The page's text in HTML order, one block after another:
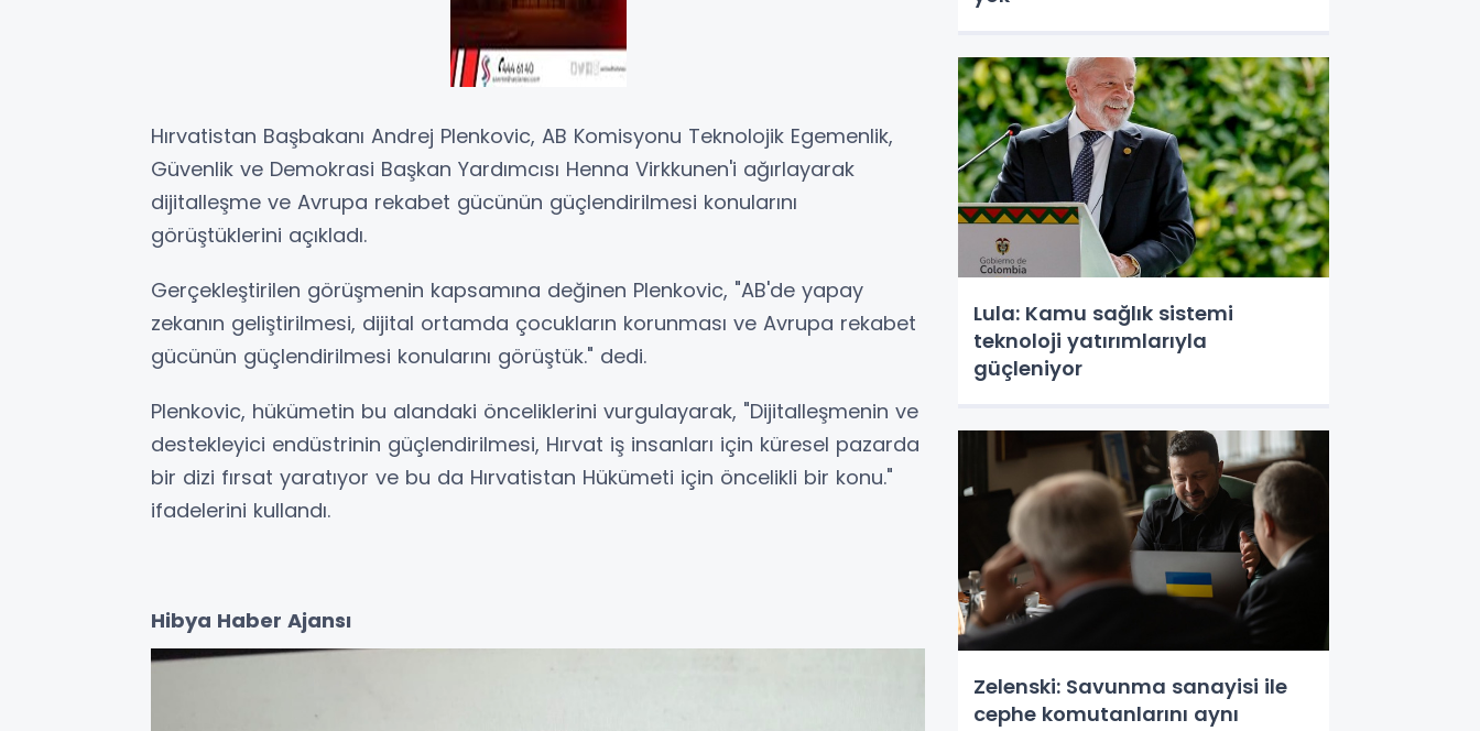
Hırvatistan Başbakanı Andrej Plenkovic, AB Komisyonu Teknolojik Egemenlik,
Güvenlik ve Demokrasi Başkan Yardımcısı Henna Virkkunen'i ağırlayarak
dijitalleşme ve Avrupa rekabet gücünün güçlendirilmesi konularını
görüştüklerini açıkladı.
Gerçekleştirilen görüşmenin kapsamına değinen Plenkovic, "AB'de yapay
zekanın geliştirilmesi, dijital ortamda çocukların korunması ve Avrupa rekabet
gücünün güçlendirilmesi konularını görüştük." dedi.
Plenkovic, hükümetin bu alandaki önceliklerini vurgulayarak, "Dijitalleşmenin ve
destekleyici endüstrinin güçlendirilmesi, Hırvat iş insanları için küresel pazarda
bir dizi fırsat yaratıyor ve bu da Hırvatistan Hükümeti için öncelikli bir konu."
ifadelerini kullandı.
Hibya Haber Ajansı
Lula: Kamu sağlık sistemi
teknoloji yatırımlarıyla
güçleniyor
Zelenski: Savunma sanayisi ile
cephe komutanlarını aynı